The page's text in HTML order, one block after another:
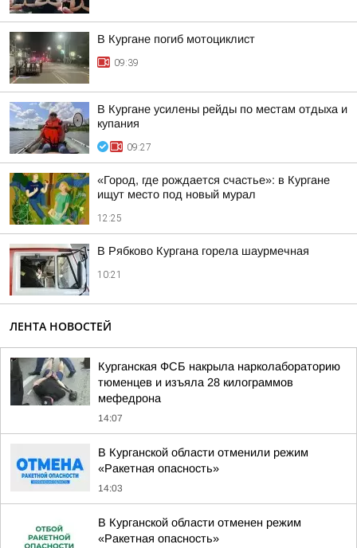
В Кургане погиб мотоциклист
09:39
В Кургане усилены рейды по местам отдыха и
купания
09:27
«Город, где рождается счастье»: в Кургане
ищут место под новый мурал
12:25
В Рябково Кургана горела шаурмечная
10:21
ЛЕНТА НОВОСТЕЙ
Курганская ФСБ накрыла нарколабораторию
тюменцев и изъяла 28 килограммов
мефедрона
14:07
В Курганской области отменили режим
«Ракетная опасность»
14:03
В Курганской области отменен режим
«Ракетная опасность»